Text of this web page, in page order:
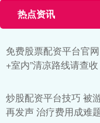
热点资讯
免费股票配资平台官
+室内”清凉路线请查收
炒股配资平台技巧 被
再发声 治疗费用成难